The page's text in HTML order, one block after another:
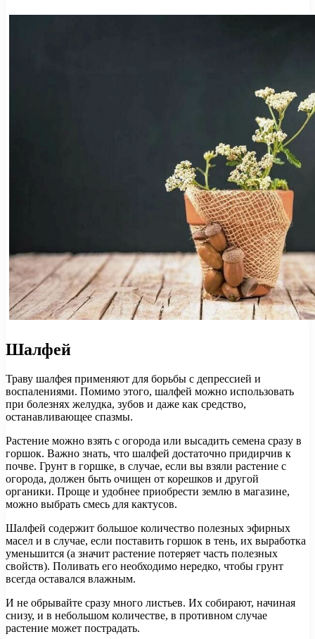
Шалфей
Траву шалфея применяют для борьбы с депрессией и
воспалениями. Помимо этого, шалфей можно использовать
при болезнях желудка, зубов и даже как средство,
останавливающее спазмы.
Растение можно взять с огорода или высадить семена сразу в
горшок. Важно знать, что шалфей достаточно придирчив к
почве. Грунт в горшке, в случае, если вы взяли растение с
огорода, должен быть очищен от корешков и другой
органики. Проще и удобнее приобрести землю в магазине,
можно выбрать смесь для кактусов.
Шалфей содержит большое количество полезных эфирных
масел и в случае, если поставить горшок в тень, их выработка
уменьшится (а значит растение потеряет часть полезных
свойств). Поливать его необходимо нередко, чтобы грунт
всегда оставался влажным.
И не обрывайте сразу много листьев. Их собирают, начиная
снизу, и в небольшом количестве, в противном случае
растение может пострадать.